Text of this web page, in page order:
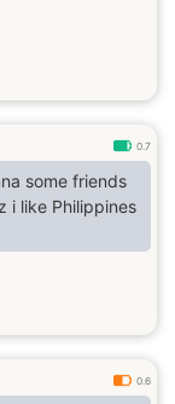
0.7
some friends
0.6